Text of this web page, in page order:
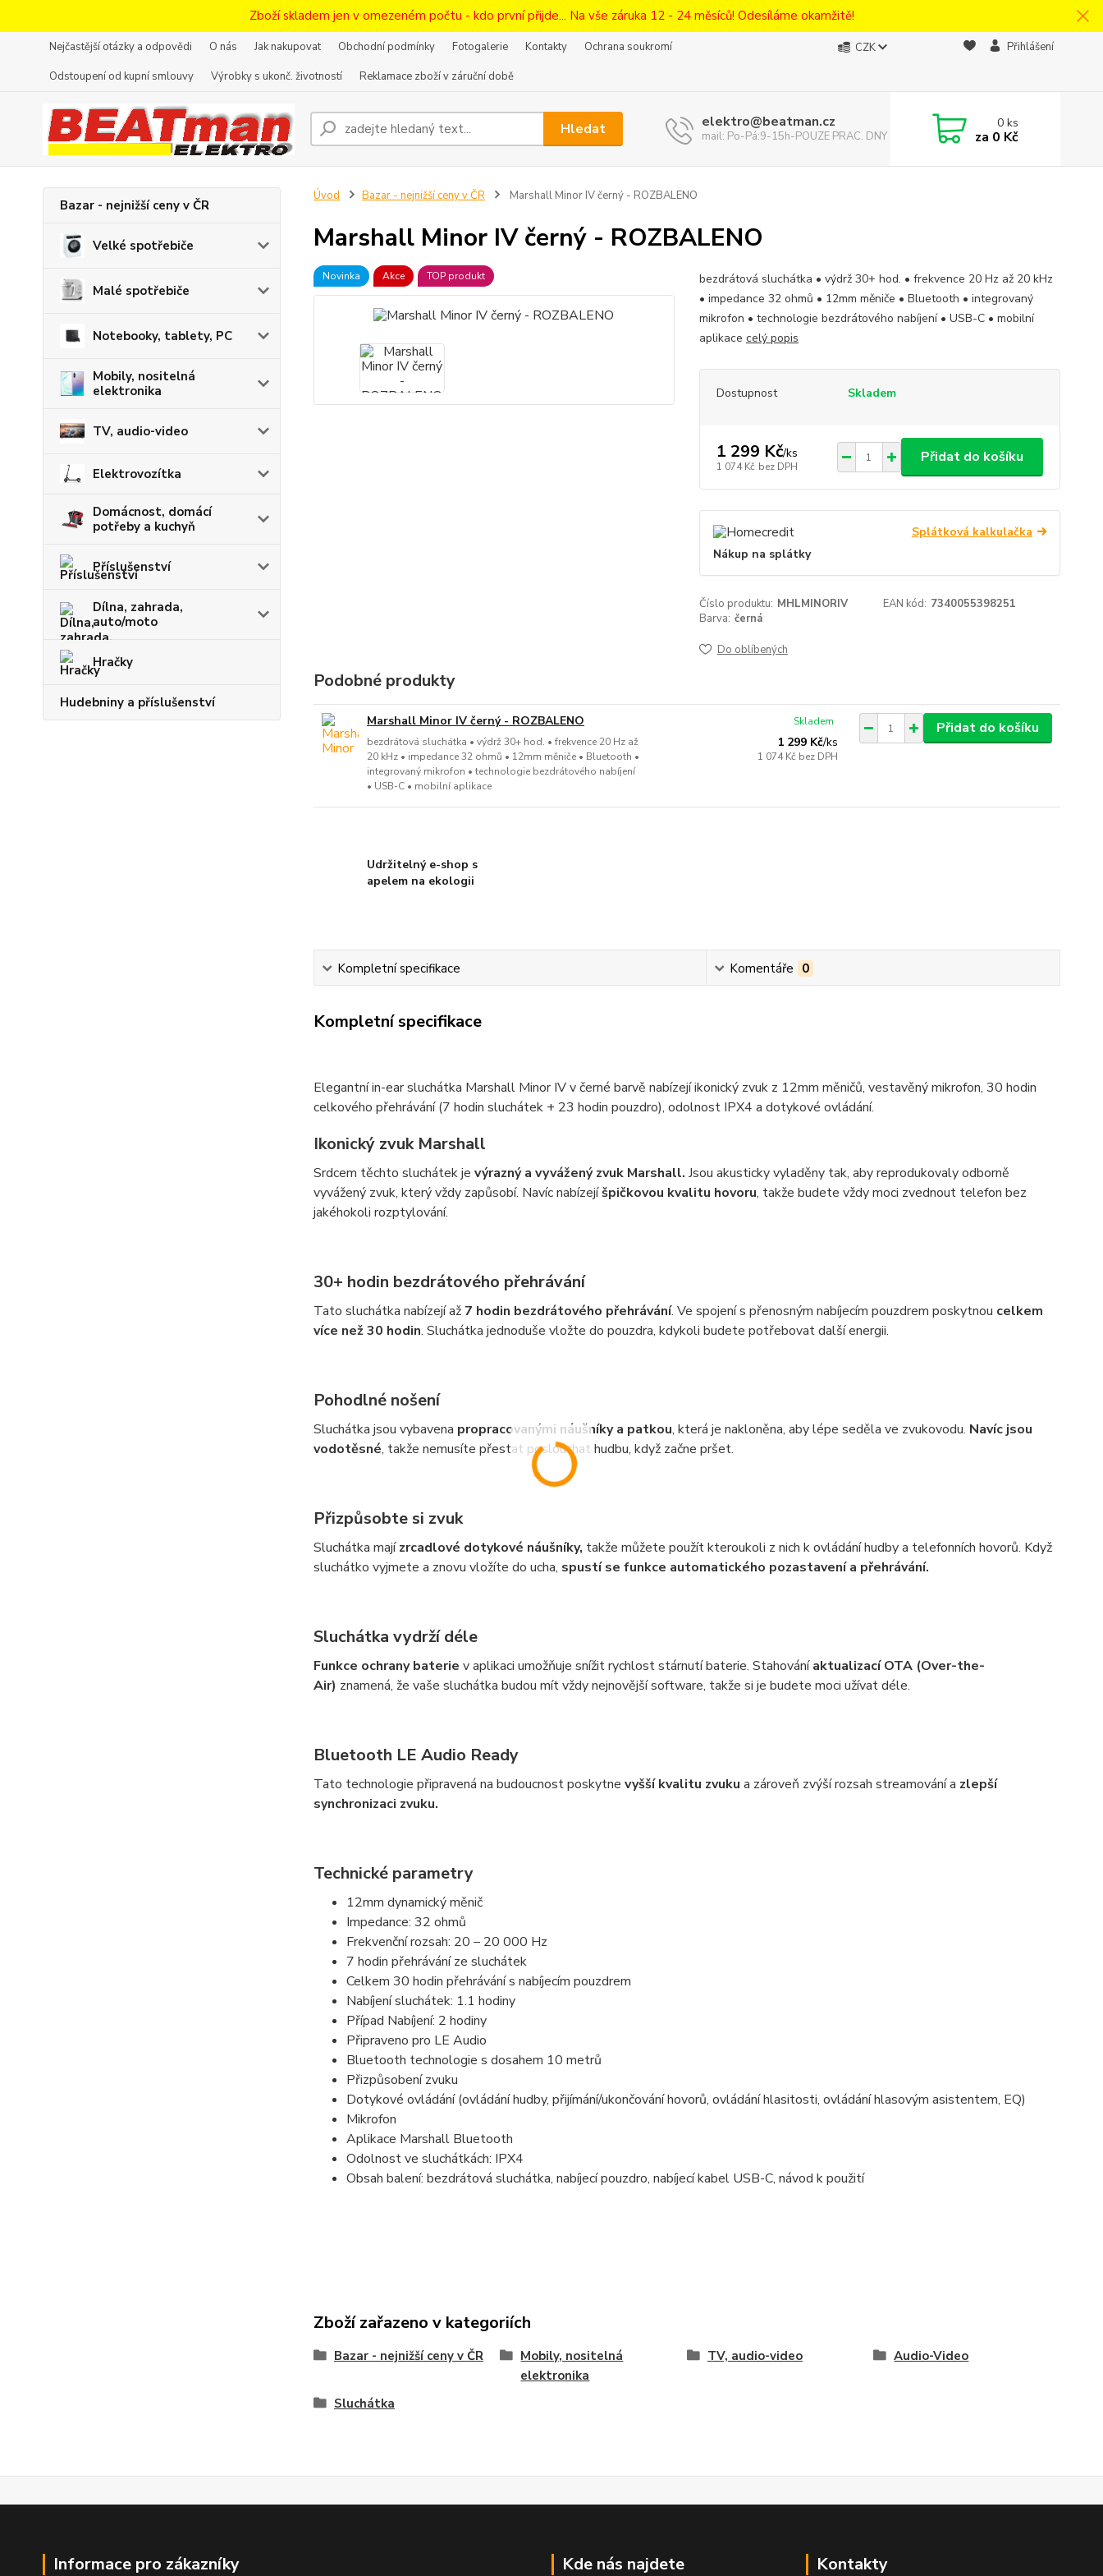
Zboží skladem jen v omezeném počtu - kdo první přijde... Na vše záruka 12 - 24 měsíců! Odesíláme okamžitě!
Nejčastější otázky a odpovědi O nás Jak nakupovat Obchodní podmínky Fotogalerie Kontakty
Ochrana soukromí
Odstoupení od kupní smlouvy
Výrobky s ukonč. životností Reklamace zboží v záruční době
CZK Přihlášení
Hledat elektro@beatman.cz
mail: Po-Pá:9-15h-POUZE PRAC. DNY
0ks
za 0 Kč
Bazar - nejnižší ceny v ČR
Velké spotřebiče
Malé spotřebiče
Notebooky, tablety, PC
Mobily, nositelná
elektronika
TV, audio-video
Elektrovozítka
Domácnost, domácí
potřeby a kuchyň
Příslušenství
Dílna, zahrada,
auto/moto
Hračky
Hudebniny a příslušenství
Úvod Bazar - nejnižší ceny v ČR Marshall Minor IV černý - ROZBALENO
Marshall Minor IV černý - ROZBALENO
Novinka Akce TOP produkt
bezdrátová sluchátka • výdrž 30+ hod. • frekvence 20 Hz až 20 kHz
• impedance 32 ohmů • 12mm měniče • Bluetooth • integrovaný
mikrofon • technologie bezdrátového nabíjení • USB-C • mobilní
aplikace celý popis
Dostupnost Skladem
1 299 Kč/ks
1 074 Kč bez DPH
Přidat do košíku
Splátková kalkulačka
Nákup na splátky
Číslo produktu: MHLMINORIV EAN kód: 7340055398251
Barva: černá
Do oblíbených
Podobné produkty
Marshall Minor IV černý - ROZBALENO
bezdrátová sluchátka • výdrž 30+ hod. • frekvence 20 Hz až
20 kHz • impedance 32 ohmů • 12mm měniče • Bluetooth •
integrovaný mikrofon • technologie bezdrátového nabíjení
• USB-C • mobilní aplikace
1 299 Kč/ks
1 074 Kč bez DPH
Skladem Přidat do košíku
Udržitelný e-shop s
apelem na ekologii
Kompletní specifikace Komentáře 0
Kompletní specifikace
Elegantní in-ear sluchátka Marshall Minor IV v černé barvě nabízejí ikonický zvuk z 12mm měničů, vestavěný mikrofon, 30 hodin
celkového přehrávání (7 hodin sluchátek + 23 hodin pouzdro), odolnost IPX4 a dotykové ovládání.
Ikonický zvuk Marshall
Srdcem těchto sluchátek je výrazný a vyvážený zvuk Marshall. Jsou akusticky vyladěny tak, aby reprodukovaly odborně
vyvážený zvuk, který vždy zapůsobí. Navíc nabízejíšpičkovou kvalitu hovoru, takže budete vždy moci zvednout telefon bez
jakéhokoli rozptylování.
30+ hodin bezdrátového přehrávání
Tato sluchátka nabízejí až 7 hodin bezdrátového přehrávání. Ve spojení s přenosným nabíjecím pouzdrem poskytnou celkem
více než 30 hodin. Sluchátka jednoduše vložte do pouzdra, kdykoli budete potřebovat další energii.
Pohodlné nošení
Sluchátka jsou vybavena propracovanými náušníky a patkou, která je nakloněna, aby lépe seděla ve zvukovodu. Navíc jsou
vodotěsné, takže nemusíte přestat poslouchat hudbu, když začne pršet.
Přizpůsobte si zvuk
Sluchátka majízrcadlové dotykové náušníky, takže můžete použít kteroukoli z nich k ovládání hudby a telefonních hovorů. Když
sluchátko vyjmete a znovu vložíte do ucha, spustí se funkce automatického pozastavení a přehrávání.
Sluchátka vydrží déle
Funkce ochrany baterie v aplikaci umožňuje snížit rychlost stárnutí baterie. Stahováníaktualizací OTA (Over-the-
Air) znamená, že vaše sluchátka budou mít vždy nejnovější software, takže si je budete moci užívat déle.
Bluetooth LE Audio Ready
Tato technologie připravená na budoucnost poskytne vyšší kvalitu zvuku a zároveň zvýší rozsah streamování a zlepší
synchronizaci zvuku.
Technické parametry
12mm dynamický měnič
Impedance: 32 ohmů
Frekvenční rozsah: 20 – 20 000 Hz
7 hodin přehrávání ze sluchátek
Celkem 30 hodin přehrávání s nabíjecím pouzdrem
Nabíjení sluchátek: 1.1 hodiny
Případ Nabíjení: 2 hodiny
Připraveno pro LE Audio
Bluetooth technologie s dosahem 10 metrů
Přizpůsobení zvuku
Dotykové ovládání (ovládání hudby, přijímání/ukončování hovorů, ovládání hlasitosti, ovládání hlasovým asistentem, EQ)
Mikrofon
Aplikace Marshall Bluetooth
Odolnost ve sluchátkách: IPX4
Obsah balení: bezdrátová sluchátka, nabíjecí pouzdro, nabíjecí kabel USB-C, návod k použití
Zboží zařazeno v kategoriích
Bazar - nejnižší ceny v ČR
Mobily, nositelná
elektronika
TV, audio-video Audio-Video
Sluchátka
Informace pro zákazníky Kde nás najdete Kontakty